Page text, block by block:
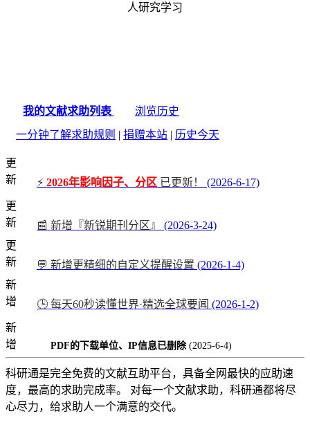
人研究学习
我的文献求助列表
浏览历史
一分钟了解求助规则 | 捐赠本站 | 历史今天
更
新
⚡ 2026年影响因子、分区 已更新！
(2026-6-17)
更
新
📰 新增『新锐期刊分区』
(2026-3-24)
更
新
💬 新增更精细的自定义提醒设置 (2026-1-4)
新
增
🕒 每天60秒读懂世界·精选全球要闻 (2026-1-2)
新
增
PDF的下载单位、IP信息已删除 (2025-6-4)
科研通是完全免费的文献互助平台，具备全网最快的应助速
度，最高的求助完成率。 对每一个文献求助，科研通都将尽
心尽力，给求助人一个满意的交代。